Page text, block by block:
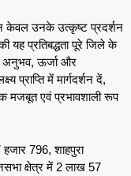
न केवल उनके उत्कृष्ट प्रदर्शन
यह प्रतिबद्धता पूरे जिले के
अनुभव, ऊर्जा और
प्राप्ति में मार्गदर्शन दें,
मजबूत एवं प्रभावशाली रूप
हजार 796, शाहपुरा
क्षेत्र में 2 लाख 57